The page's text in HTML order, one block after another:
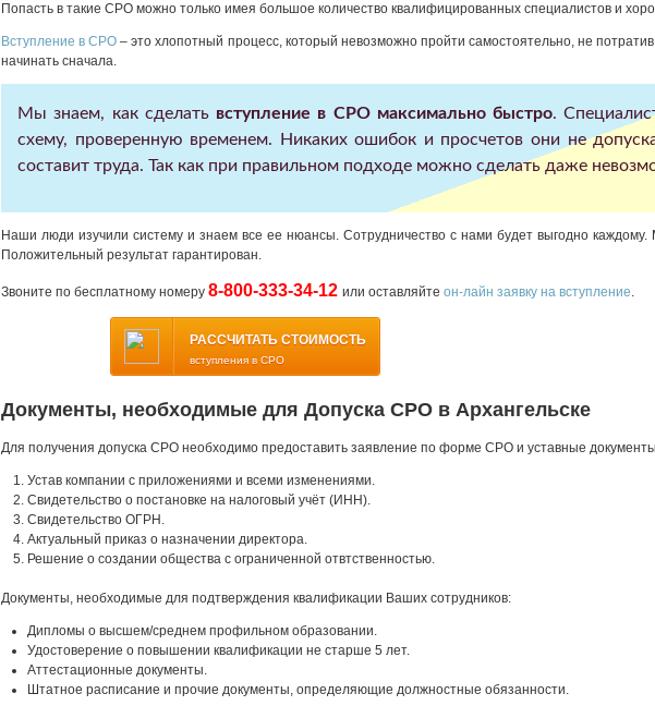
Попасть в такие СРО можно только имея большое количество квалифицированных специалистов и
Вступление в СРО – это хлопотный процесс, который невозможно пройти самостоятельно, не
начинать сначала.
Мы знаем, как сделать вступление в СРО максимально быстро.
схему, проверенную временем. Никаких ошибок и просчетов они не
составит труда. Так как при правильном подходе можно сделать даже
Наши люди изучили систему и знаем все ее нюансы. Сотрудничество с нами будет выгодно
Положительный результат гарантирован.
Звоните по бесплатному номеру8-800-333-34-12 или оставляйтеон-лайн заявку на вступление.
РАССЧИТАТЬ СТОИМОСТЬ
вступления в СРО
Документы, необходимые для Допуска СРО в Архангельске
Для получения допуска СРО необходимо предоставить заявление по форме СРО и уставные
Устав компании с приложениями и всеми изменениями.
Cвидетельство о постановке на налоговый учёт (ИНН).
Cвидетельство ОГРН.
Актуальный приказ о назначении директора.
Решение о создании общества с ограниченной отвтственностью.
Документы, необходимые для подтверждения квалификации Ваших сотрудников:
Дипломы о высшем/среднем профильном образовании.
Удостоверение о повышении квалификации не старше 5 лет.
Аттестационные документы.
Штатное расписание и прочие документы, определяющие должностные обязанности.